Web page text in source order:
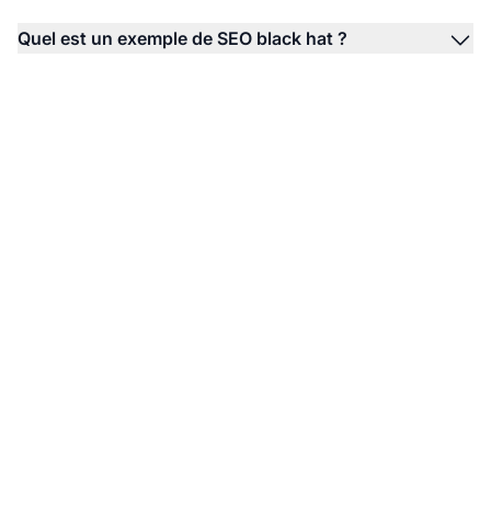
Quel est un exemple de SEO black hat ?